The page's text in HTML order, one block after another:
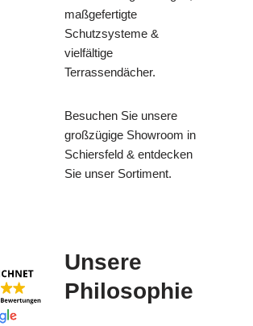
maßgefertigte
Schutzsysteme &
vielfältige
Terrassendächer.
Besuchen Sie unsere
großzügige Showroom in
Schiersfeld & entdecken
Sie unser Sortiment.
Unsere
Philosophie